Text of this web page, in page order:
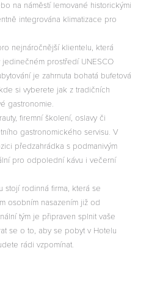
na náměstí lemované historickými
integrována klimatizace pro
nejnáročnější klientelu, která
prostředí UNESCO
je zahrnuta bohatá bufetová
si vyberete jak z tradičních
gastronomie.
firemní školení, oslavy či
gastronomického servisu. V
předzahrádka s podmanivým
pro odpolední kávu i večerní
stojí rodinná firma, která se
osobním nasazením již od
tým je připraven splnit vaše
se o to, aby se pobyt v Hotelu
rádi vzpomínat.